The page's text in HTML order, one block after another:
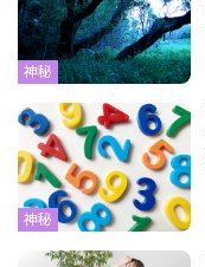
神秘
神秘